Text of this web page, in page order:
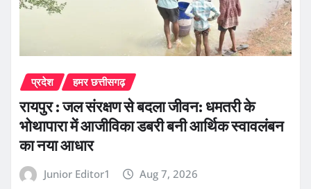
प्रदेश हमर छत्तीसगढ़
रायपुर : जल संरक्षण से बदला जीवन: धमतरी के
भोथापारा में आजीविका डबरी बनी आर्थिक स्वावलंबन
का नया आधार
Junior Editor1 Aug 7, 2026